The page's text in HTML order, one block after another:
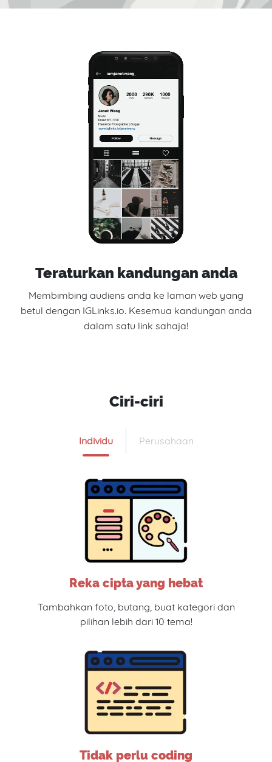
Teraturkan kandungan anda
Membimbing audiens anda ke laman web yang
betul dengan IGLinks.io. Kesemua kandungan anda
dalam satu link sahaja!
Ciri-ciri
Individu Perusahaan
Reka cipta yang hebat
Tambahkan foto, butang, buat kategori dan
pilihan lebih dari 10 tema!
Tidak perlu coding